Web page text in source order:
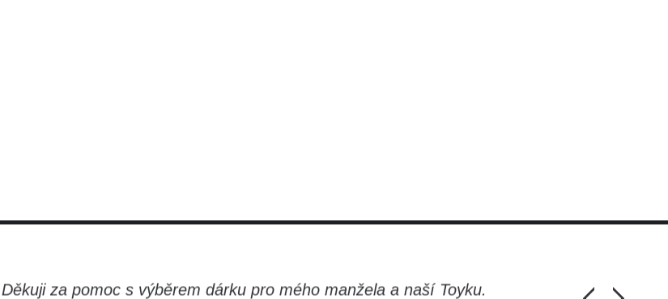
Děkuji za pomoc s výběrem dárku pro mého manžela a naší Toyku. Chlapi, moc